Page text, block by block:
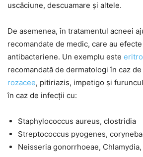
uscăciune, descuamare și altele.
De asemenea, în tratamentul acneei
recomandate de medic, care au
antibacteriene. Un exemplu este
recomandată de dermatologi în caz
rozacee, pitiriazis, impetigo și
în caz de infecții cu:
Staphylococcus aureus, clostridia
Streptococcus pyogenes,
Neisseria gonorrhoeae,